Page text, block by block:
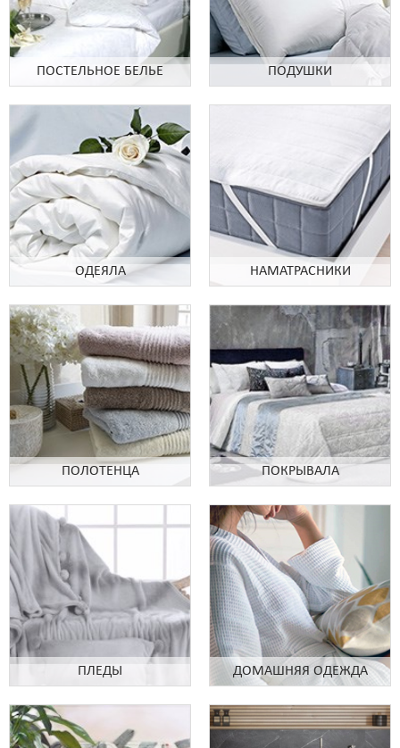
ПОСТЕЛЬНОЕ БЕЛЬЕ ПОДУШКИ
ОДЕЯЛА НАМАТРАСНИКИ
ПОЛОТЕНЦА ПОКРЫВАЛА
ПЛЕДЫ ДОМАШНЯЯ ОДЕЖДА